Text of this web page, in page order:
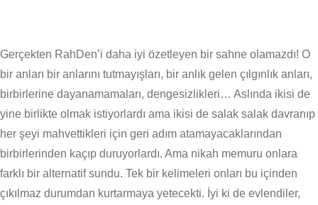
Gerçekten RahDen’i daha iyi özetleyen bir sahne olamazdı! O
bir anları bir anlarını tutmayışları, bir anlık gelen çılgınlık anları,
birbirlerine dayanamamaları, dengesizlikleri… Aslında ikisi de
yine birlikte olmak istiyorlardı ama ikisi de salak salak davranıp
her şeyi mahvettikleri için geri adım atamayacaklarından
birbirlerinden kaçıp duruyorlardı. Ama nikah memuru onlara
farklı bir alternatif sundu. Tek bir kelimeleri onları bu içinden
çıkılmaz durumdan kurtarmaya yetecekti. İyi ki de evlendiler,